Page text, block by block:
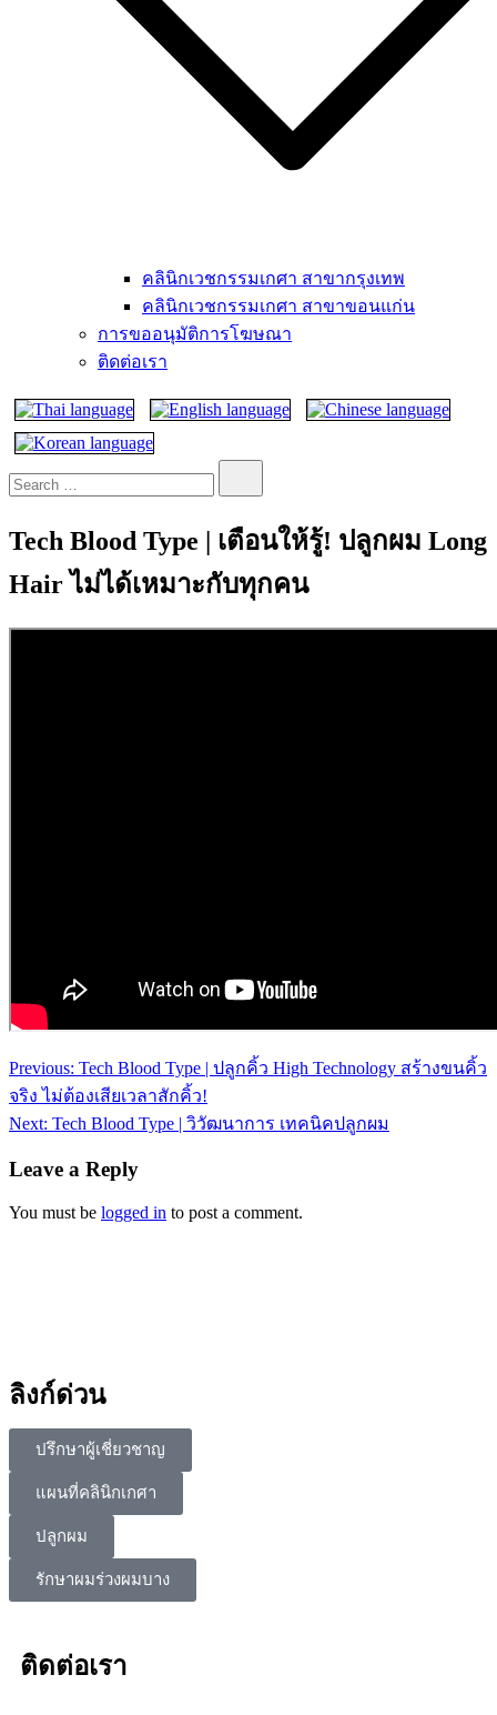
คลินิกเวชกรรมเกศา สาขากรุงเทพ
คลินิกเวชกรรมเกศา สาขาขอนแก่น
การขออนุมัติการโฆษณา
ติดต่อเรา
Tech Blood Type | เตือนให้รู้! ปลูกผม Long
Hair ไม่ได้เหมาะกับทุกคน
Previous: Tech Blood Type | ปลูกคิ้ว High Technology สร้างขนคิ้ว
จริง ไม่ต้องเสียเวลาสักคิ้ว!
Next: Tech Blood Type | วิวัฒนาการ เทคนิคปลูกผม
Leave a Reply
You must be logged in to post a comment.
ลิงก์ด่วน
ปรึกษาผู้เชี่ยวชาญ
แผนที่คลินิกเกศา
ปลูกผม
รักษาผมร่วงผมบาง
ติดต่อเรา